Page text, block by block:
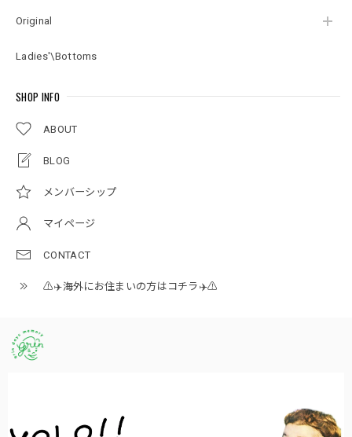
Original
Ladies'\Bottoms
SHOP INFO
ABOUT
BLOG
メンバーシップ
マイページ
CONTACT
⚠️✈️海外にお住まいの方はコチラ✈️⚠️